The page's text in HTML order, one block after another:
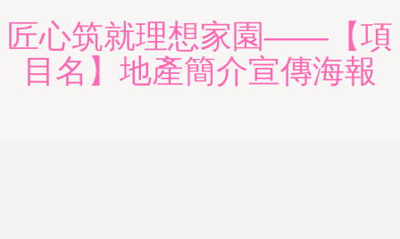
匠心筑就理想家園——【項
目名】地產簡介宣傳海報